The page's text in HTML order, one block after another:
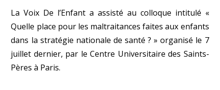
PRESSE
La Voix De l’Enfant a assisté au colloque intitulé «
Quelle place pour les maltraitances faites aux enfants
dans la stratégie nationale de santé ? » organisé le 7
juillet dernier, par le Centre Universitaire des Saints-
Pères à Paris.